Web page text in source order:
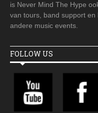
is Never Mind The Hype
van tours, band support
andere music events.
FOLLOW US